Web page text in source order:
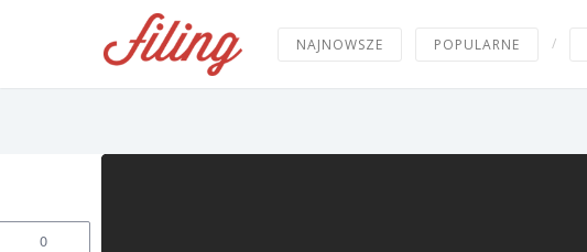
NAJNOWSZE POPULARNE /
0